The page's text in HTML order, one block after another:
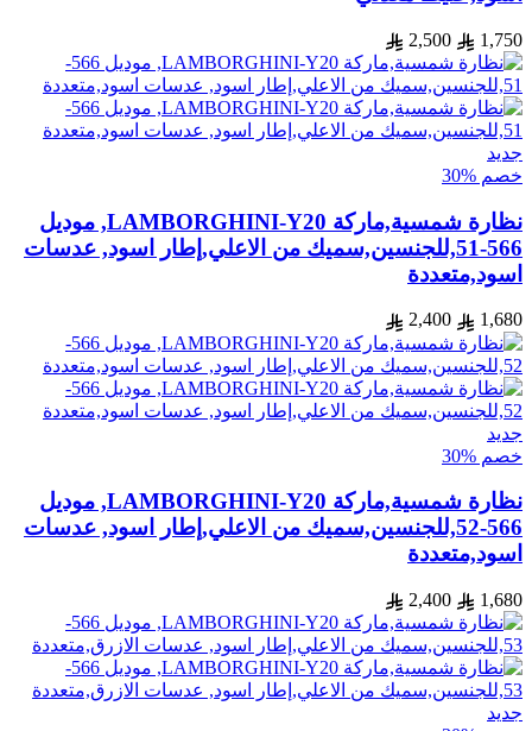
1,750
2,500
جديد
خصم %30
نظارة شمسية,ماركة LAMBORGHINI-Y20, موديل
566-51,للجنسين,سميك من الاعلي,إطار اسود, عدسات
اسود,متعددة
1,680
2,400
جديد
خصم %30
نظارة شمسية,ماركة LAMBORGHINI-Y20, موديل
566-52,للجنسين,سميك من الاعلي,إطار اسود, عدسات
اسود,متعددة
1,680
2,400
جديد